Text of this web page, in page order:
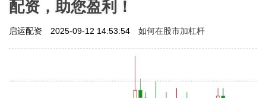
配资，助您盈利！
启运配资 2025-09-12 14:53:54 如何在股市加杠杆